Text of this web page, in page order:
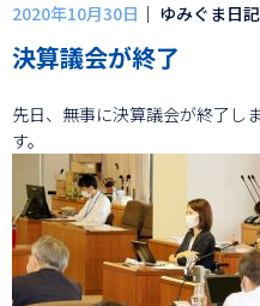
2020年10月30日 ｜ ゆみぐま日記
決算議会が終了
先日、無事に決算議会が終了し
す。